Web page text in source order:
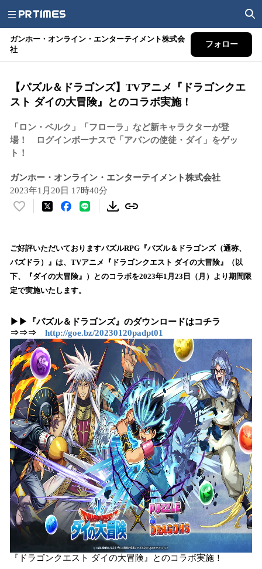
ガンホー・オンライン・エンターテイメント株式会
社
フォロー
【パズル＆ドラゴンズ】TVアニメ『ドラゴンクエ
スト ダイの大冒険』とのコラボ実施！
「ロン・ベルク」「フローラ」など新キャラクターが登
場！ ログインボーナスで「アバンの使徒・ダイ」をゲッ
ト！
ガンホー・オンライン・エンターテイメント株式会社
2023年1月20日 17時40分
い
！
数
読
み
中
で
す
ご好評いただいておりますパズルRPG『パズル＆ドラゴンズ（通称、
パズドラ）』は、TVアニメ『ドラゴンクエスト ダイの大冒険』（以
下、『ダイの大冒険』）とのコラボを2023年1月23日（月）より期間限
定で実施いたします。
▶▶『パズル＆ドラゴンズ』のダウンロードはコチラ
⇒⇒⇒ http://goe.bz/20230120padpt01
『ドラゴンクエスト ダイの大冒険』とのコラボ実施！